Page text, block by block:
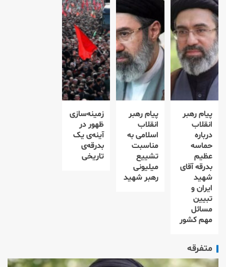
پیام رهبر
انقلاب
درباره
حماسه
عظیم
بدرقه آقای
شهید
ایران و
تبیین
مسائل
مهم کشور
پیام رهبر
انقلاب
اسلامی به
مناسبت
تشییع
میلیونی
رهبر شهید
زمینه‌سازی
ظهور در
آینه‌ی یک
بدرقه‌ی
تاریخی
متفرقه